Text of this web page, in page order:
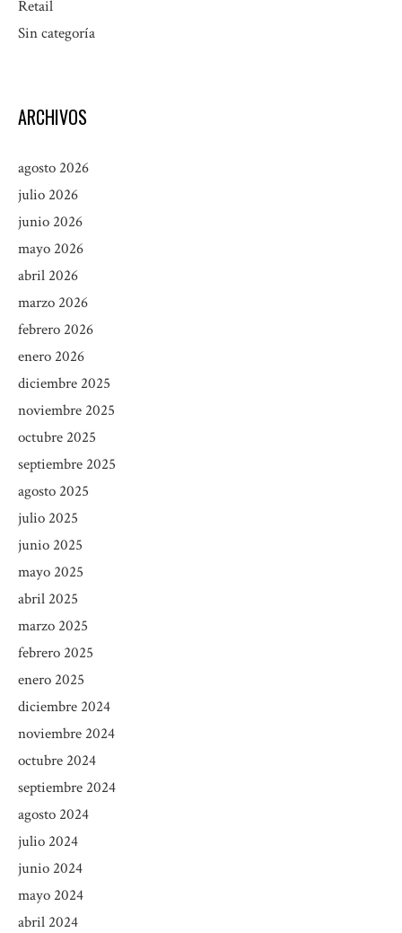
Retail
Sin categoría
ARCHIVOS
agosto 2026
julio 2026
junio 2026
mayo 2026
abril 2026
marzo 2026
febrero 2026
enero 2026
diciembre 2025
noviembre 2025
octubre 2025
septiembre 2025
agosto 2025
julio 2025
junio 2025
mayo 2025
abril 2025
marzo 2025
febrero 2025
enero 2025
diciembre 2024
noviembre 2024
octubre 2024
septiembre 2024
agosto 2024
julio 2024
junio 2024
mayo 2024
abril 2024